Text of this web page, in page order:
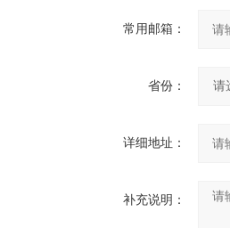
常用邮箱：
省份：
详细地址：
补充说明：